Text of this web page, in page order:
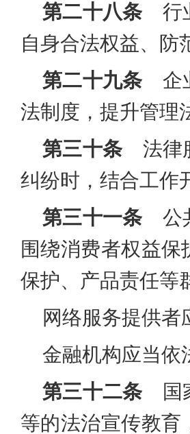
第二十八条 行
自身合法权益、防
第二十九条 企
法制度，提升管理
第三十条 法律
纠纷时，结合工作
第三十一条 公
围绕消费者权益
保护、产品责任等
网络服务提供
金融机构应当依
第三十二条 国
等的法治宣传教育